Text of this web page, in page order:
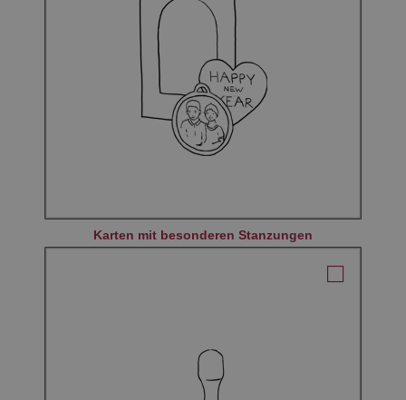
Karten mit besonderen Stanzungen